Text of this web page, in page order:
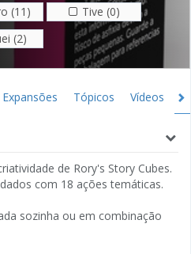
(11)
Tive (0)
(2)
Expansões Tópicos Vídeos
de Rory's Story Cubes.
com 18 ações temáticas.
sozinha ou em combinação